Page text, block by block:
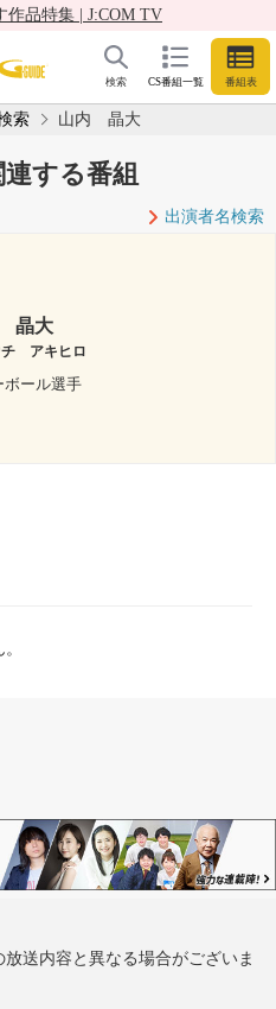
作品特集 | J:COM TV
CS番組一覧 番組表
検索
索 山内 晶大
する番組
出演者名検索
晶大
チ アキヒロ
ボール選手
送内容と異なる場合がございま